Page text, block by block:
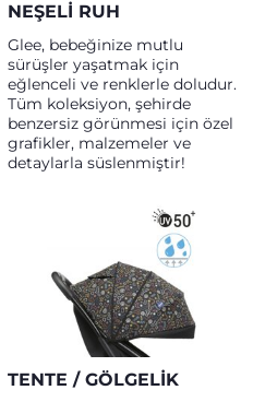
NEŞELI RUH
Glee, bebeğinize mutlu
sürüşler yaşatmak için
eğlenceli ve renklerle doludur.
Tüm koleksiyon, şehirde
benzersiz görünmesi için özel
grafikler, malzemeler ve
detaylarla süslenmiştir!
TENTE / GÖLGELIK